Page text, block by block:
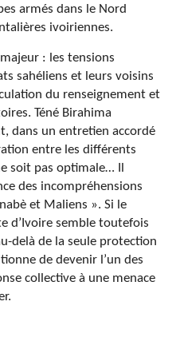
armés dans le Nord
ivoiriennes.
: les tensions
sahéliens et leurs voisins
du renseignement et
Téné Birahima
dans un entretien accordé
entre les différents
soit pas optimale… Il
des incompréhensions
et Maliens ». Si le
d’Ivoire semble toutefois
delà de la seule protection
de devenir l’un des
collective à une menace